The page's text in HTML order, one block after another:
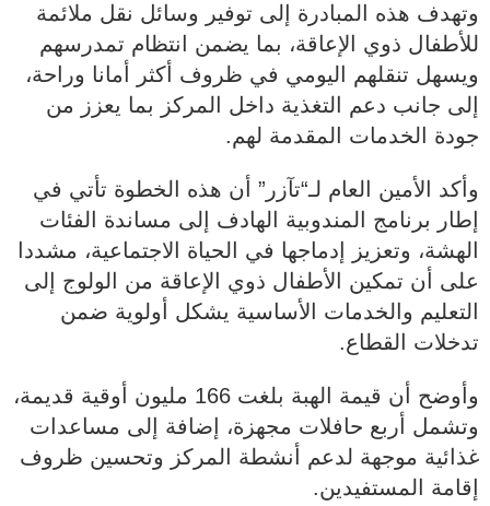
وتهدف هذه المبادرة إلى توفير وسائل نقل ملائمة
للأطفال ذوي الإعاقة، بما يضمن انتظام تمدرسهم
ويسهل تنقلهم اليومي في ظروف أكثر أمانا وراحة،
إلى جانب دعم التغذية داخل المركز بما يعزز من
جودة الخدمات المقدمة لهم.
وأكد الأمين العام لـ“تآزر” أن هذه الخطوة تأتي في
إطار برنامج المندوبية الهادف إلى مساندة الفئات
الهشة، وتعزيز إدماجها في الحياة الاجتماعية، مشددا
على أن تمكين الأطفال ذوي الإعاقة من الولوج إلى
التعليم والخدمات الأساسية يشكل أولوية ضمن
تدخلات القطاع.
وأوضح أن قيمة الهبة بلغت 166 مليون أوقية قديمة،
وتشمل أربع حافلات مجهزة، إضافة إلى مساعدات
غذائية موجهة لدعم أنشطة المركز وتحسين ظروف
إقامة المستفيدين.